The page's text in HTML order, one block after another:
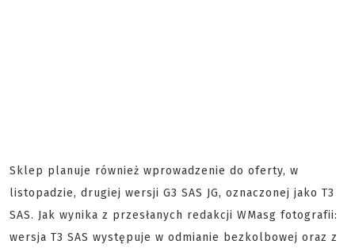
Sklep planuje również wprowadzenie do oferty, w
listopadzie, drugiej wersji G3 SAS JG, oznaczonej jako T3
SAS. Jak wynika z przesłanych redakcji WMasg fotografii:
wersja T3 SAS występuje w odmianie bezkolbowej oraz z